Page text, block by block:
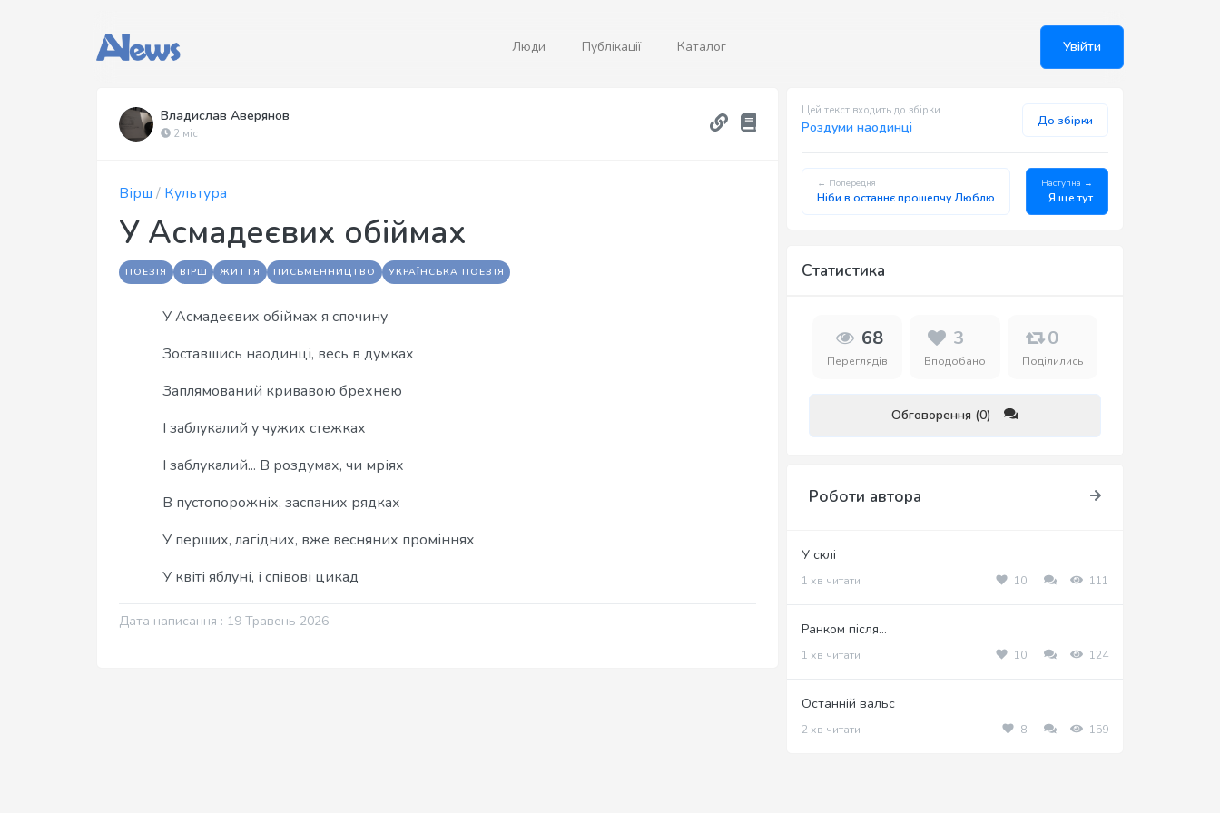
Люди Публікації Каталог Увійти
Владислав Аверянов
2 міс
Вірш / Культура
У Асмадеєвих обіймах
ПОЕЗІЯ ВІРШ ЖИТТЯ ПИСЬМЕННИЦТВО УКРАЇНСЬКА ПОЕЗІЯ
У Асмадеєвих обіймах я спочину
Зоставшись наодинці, весь в думках
Заплямований кривавою брехнею
І заблукалий у чужих стежках
І заблукалий... В роздумах, чи мріях
В пустопорожніх, заспаних рядках
У перших, лагідних, вже весняних проміннях
У квіті яблуні, і співові цикад
Дата написання : 19 Травень 2026
Цей текст входить до збірки
Роздуми наодинці До збірки
← Попередня
Ніби в останнє прошепчу Люблю
Наступна →
Я ще тут
Статистика
68
Переглядів
3
Вподобано
0
Поділились
Обговорення (0)
Роботи автора
У склі
1 хв читати 10 111
Ранком після...
1 хв читати 10 124
Останній вальс
2 хв читати 8 159